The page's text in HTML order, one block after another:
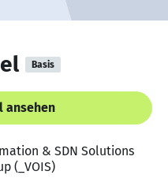
Basis
ansehen
& SDN Solutions
(_VOIS)